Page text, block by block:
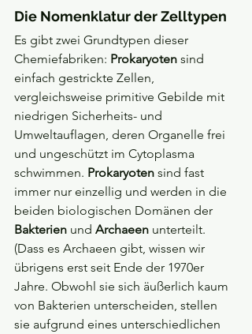
Die Nomenklatur der Zelltypen
Es gibt zwei Grundtypen dieser
Chemiefabriken: Prokaryoten sind
einfach gestrickte Zellen,
vergleichsweise primitive Gebilde mit
niedrigen Sicherheits- und
Umweltauflagen, deren Organelle frei
und ungeschützt im Cytoplasma
schwimmen. Prokaryoten sind fast
immer nur einzellig und werden in die
beiden biologischen Domänen der
Bakterien und Archaeen unterteilt.
(Dass es Archaeen gibt, wissen wir
übrigens erst seit Ende der 1970er
Jahre. Obwohl sie sich äußerlich kaum
von Bakterien unterscheiden, stellen
sie aufgrund eines unterschiedlichen